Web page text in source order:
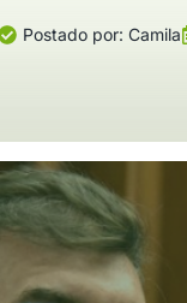
Postado por: Camila